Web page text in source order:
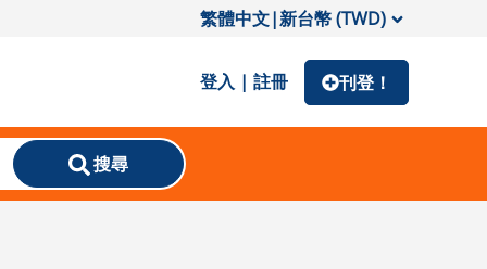
繁體中文|新台幣 (TWD)
登入 | 註冊 刊登！
搜尋